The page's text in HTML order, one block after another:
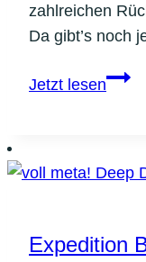
zahlreichen
Da gibt’s noch
Jetzt lesenCancel
Und
Expedition